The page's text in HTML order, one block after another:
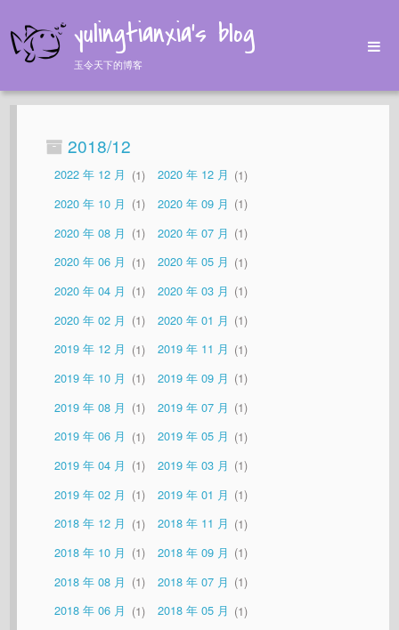
yulingtianxia's blog
玉令天下的博客
Home
Tags
About
2018/12
2022 年 12 月 1 2020 年 12 月
1
2020 年 10 月
1 2020 年 09 月
1
2020 年 08 月
1 2020 年 07 月
1
2020 年 06 月
1 2020 年 05 月
1
2020 年 04 月
1 2020 年 03 月
1
2020 年 02 月
1 2020 年 01 月
1
2019 年 12 月
1 2019 年 11 月
1
2019 年 10 月
1 2019 年 09 月
1
2019 年 08 月
1 2019 年 07 月
1
2019 年 06 月
1 2019 年 05 月
1
2019 年 04 月
1 2019 年 03 月
1
2019 年 02 月
1 2019 年 01 月
1
2018 年 12 月
1 2018 年 11 月
1
2018 年 10 月
1 2018 年 09 月
1
2018 年 08 月
1 2018 年 07 月
1
2018 年 06 月
1 2018 年 05 月
1